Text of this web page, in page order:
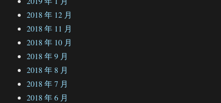
2018 年 12 月
2018 年 11 月
2018 年 10 月
2018 年 9 月
2018 年 8 月
2018 年 7 月
2018 年 6 月